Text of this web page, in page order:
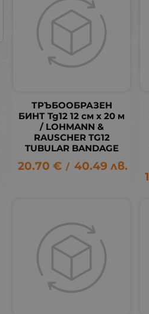
ТРЪБООБРАЗЕН
БИНТ Tg12 12 см x 20 м
/ LOHMANN &
RAUSCHER TG12
TUBULAR BANDAGE
20.70 € / 40.49 лв.